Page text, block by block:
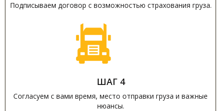
Подписываем договор с возможностью страхования груза.
ШАГ 4
Согласуем с вами время, место отправки груза и важные
нюансы.